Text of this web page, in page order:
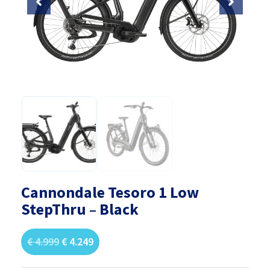
Cannondale Tesoro 1 Low
StepThru – Black
€4.999 € 4.249